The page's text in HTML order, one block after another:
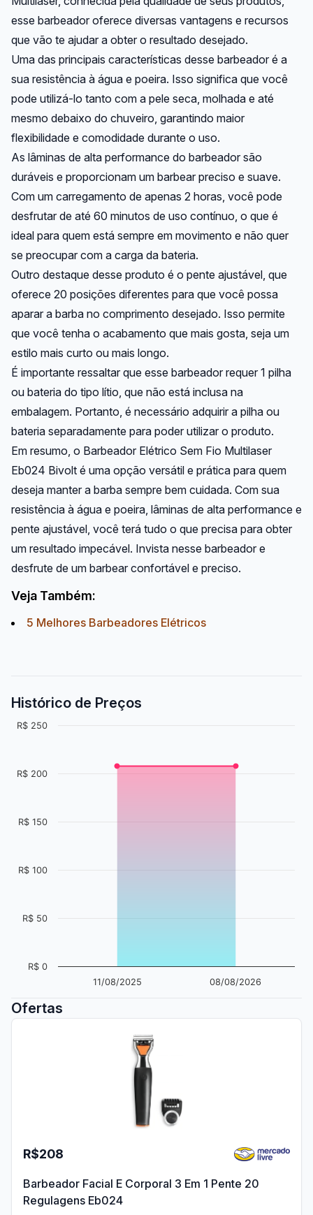
esse barbeador oferece diversas vantagens e recursos
que vão te ajudar a obter o resultado desejado.
Uma das principais características desse barbeador é a
sua resistência à água e poeira. Isso significa que você
pode utilizá-lo tanto com a pele seca, molhada e até
mesmo debaixo do chuveiro, garantindo maior
flexibilidade e comodidade durante o uso.
As lâminas de alta performance do barbeador são
duráveis e proporcionam um barbear preciso e suave.
Com um carregamento de apenas 2 horas, você pode
desfrutar de até 60 minutos de uso contínuo, o que é
ideal para quem está sempre em movimento e não quer
se preocupar com a carga da bateria.
Outro destaque desse produto é o pente ajustável, que
oferece 20 posições diferentes para que você possa
aparar a barba no comprimento desejado. Isso permite
que você tenha o acabamento que mais gosta, seja um
estilo mais curto ou mais longo.
É importante ressaltar que esse barbeador requer 1 pilha
ou bateria do tipo lítio, que não está inclusa na
embalagem. Portanto, é necessário adquirir a pilha ou
bateria separadamente para poder utilizar o produto.
Em resumo, o Barbeador Elétrico Sem Fio Multilaser
Eb024 Bivolt é uma opção versátil e prática para quem
deseja manter a barba sempre bem cuidada. Com sua
resistência à água e poeira, lâminas de alta performance e
pente ajustável, você terá tudo o que precisa para obter
um resultado impecável. Invista nesse barbeador e
desfrute de um barbear confortável e preciso.
Veja Também:
5 Melhores Barbeadores Elétricos
Histórico de Preços
11/08/2025 08/08/2026
R$ 0
R$ 50
R$ 100
R$ 150
R$ 200
R$ 250
Ofertas
R$208
Barbeador Facial E Corporal 3 Em 1 Pente 20
Regulagens Eb024